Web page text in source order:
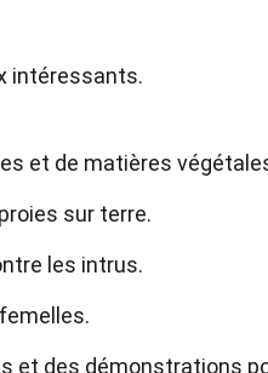
intéressants.
et de matières
sur terre.
les intrus.
et des démonstrations